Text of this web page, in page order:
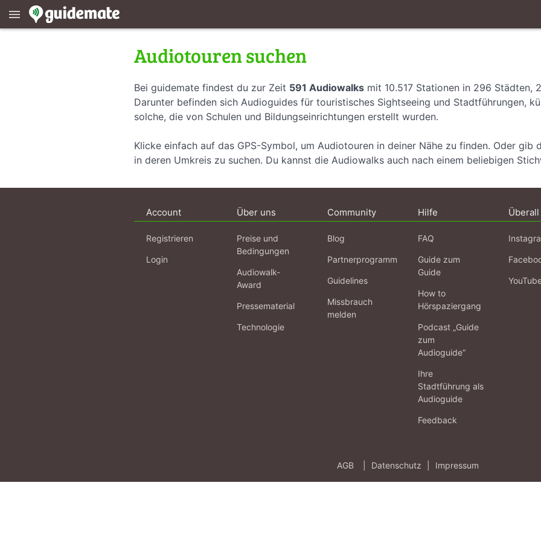
menu
Audiotouren suchen
Bei guidemate findest du zur Zeit 591 Audiowalks mit 10.517 Stationen in 296 Städten,
Darunter befinden sich Audioguides für touristisches Sightseeing und Stadtführungen,
solche, die von Schulen und Bildungseinrichtungen erstellt wurden.
Klicke einfach auf das GPS-Symbol, um Audiotouren in deiner Nähe zu finden. Oder gib
in deren Umkreis zu suchen. Du kannst die Audiowalks auch nach einem beliebigen
Account
Registrieren
Login
Über uns
Preise und
Bedingungen
Audiowalk-
Award
Pressematerial
Technologie
Community
Blog
Partnerprogramm
Guidelines
Missbrauch
melden
Hilfe
FAQ
Guide zum
Guide
How to
Hörspaziergang
Podcast „Guide
zum
Audioguide“
Ihre
Stadtführung als
Audioguide
Feedback
Überall
AGB Datenschutz Impressum